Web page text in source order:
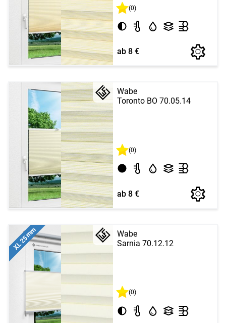
(0)
ab 8 €
Wabe
Toronto BO 70.05.14
(0)
ab 8 €
Wabe
Sarnia 70.12.12
XL 25 mm
(0)